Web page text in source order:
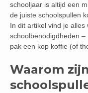
schooljaar is altijd een
de juiste schoolspullen
In dit artikel vind je
schoolbenodigdheden
pak een kop koffie (of
Waarom